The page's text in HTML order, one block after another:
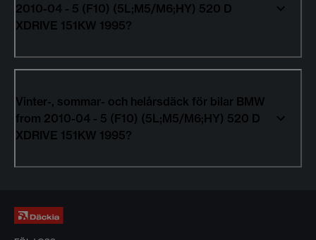
2010-04 - 5 (F10) (5L;M5/M6;HY) 520 D
XDRIVE 151KW 1995?
Vinter-, sommar- och helårsdäck för bilar BMW
from 2010-04 - 5 (F10) (5L;M5/M6;HY) 520 D
XDRIVE 151KW 1995?